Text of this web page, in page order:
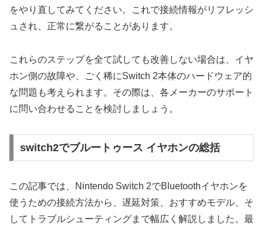
をやり直してみてください。これで接続情報がリフレッシ
ュされ、正常に繋がることがあります。
これらのステップを全て試しても改善しない場合は、イヤ
ホン側の故障や、ごく稀にSwitch 2本体のハードウェア的
な問題も考えられます。その際は、各メーカーのサポート
に問い合わせることを検討しましょう。
switch2でブルートゥース イヤホンの総括
この記事では、Nintendo Switch 2でBluetoothイヤホンを
使うための接続方法から、遅延対策、おすすめモデル、そ
してトラブルシューティングまで幅広く解説しました。最